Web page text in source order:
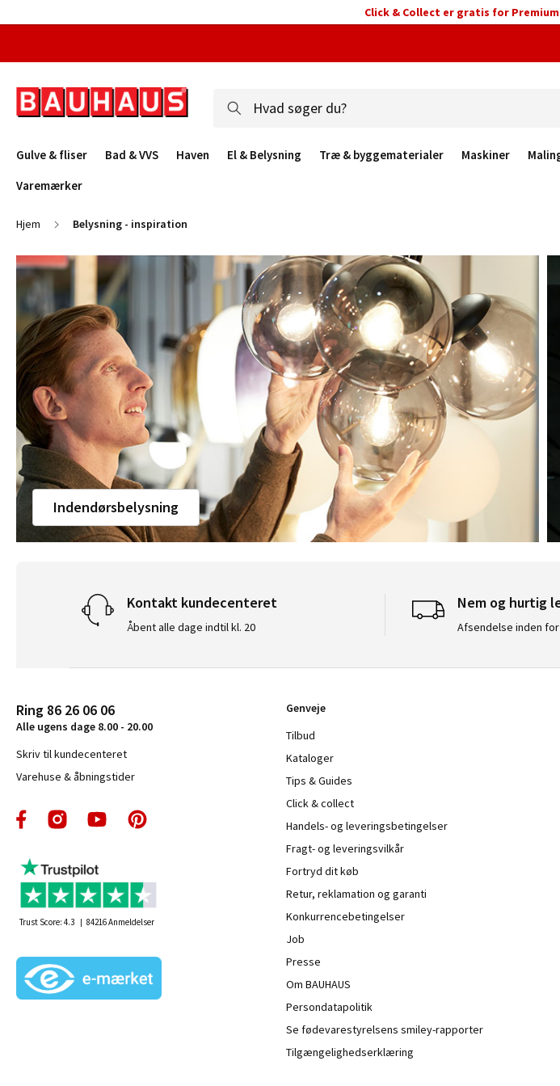
Click & Collect er gratis for
Gulve & fliser Bad & VVS Haven El & Belysning Træ & byggematerialer Maskiner
Varemærker
Hjem Belysning - inspiration
Indendørsbelysning
Kontakt kundecenteret
Åbent alle dage indtil kl. 20
Nem og hurtig
Afsendelse inden
Ring 86 26 06 06
Alle ugens dage 8.00 - 20.00
Skriv til kundecenteret
Varehuse & åbningstider
Trust Score: 4.3 84216Anmeldelser
Genveje
Tilbud
Kataloger
Tips & Guides
Click & collect
Handels- og leveringsbetingelser
Fragt- og leveringsvilkår
Fortryd dit køb
Retur, reklamation og garanti
Konkurrencebetingelser
Job
Presse
Om BAUHAUS
Persondatapolitik
Se fødevarestyrelsens smiley-rapporter
Tilgængelighedserklæring